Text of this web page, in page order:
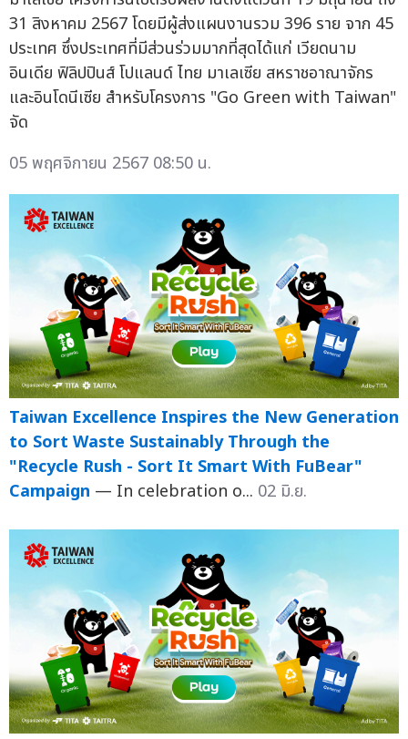
31 สิงหาคม 2567 โดยมีผู้ส่งแผนงานรวม 396 ราย จาก 45
ประเทศ ซึ่งประเทศที่มีส่วนร่วมมากที่สุดได้แก่ เวียดนาม
อินเดีย ฟิลิปปินส์ โปแลนด์ ไทย มาเลเซีย สหราชอาณาจักร
และอินโดนีเซีย สำหรับโครงการ "Go Green with Taiwan"
จัด
05 พฤศจิกายน 2567 08:50 น.
Taiwan Excellence Inspires the New Generation
to Sort Waste Sustainably Through the
"Recycle Rush - Sort It Smart With FuBear"
Campaign — In celebration o... 02 มิ.ย.